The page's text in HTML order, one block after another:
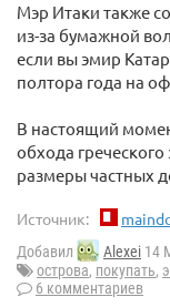
Мэр Итаки также
из-за бумажной
если вы эмир
полтора года на
В настоящий
обхода
размеры частных
Источник:
Добавил Alexei 14
острова, покупать,
6 комментариев